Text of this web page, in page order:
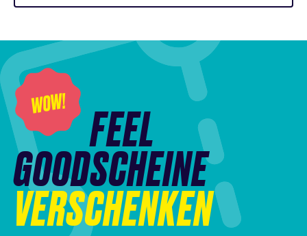
WOW! FEEL
GOODSCHEINE
VERSCHENKEN